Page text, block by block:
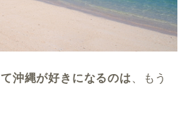
沖縄が好きになるのは
、もう